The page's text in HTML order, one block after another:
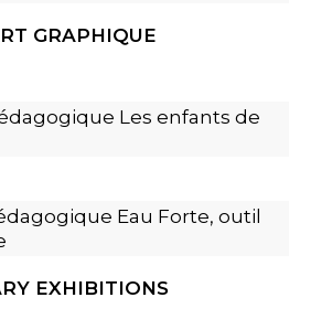
GRAPHIQUE
Les enfants de
Eau Forte, outil
EXHIBITIONS